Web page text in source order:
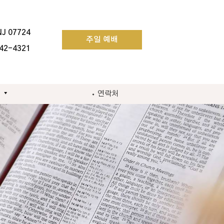
07724
4321
주일 예배
⬩ 연락처